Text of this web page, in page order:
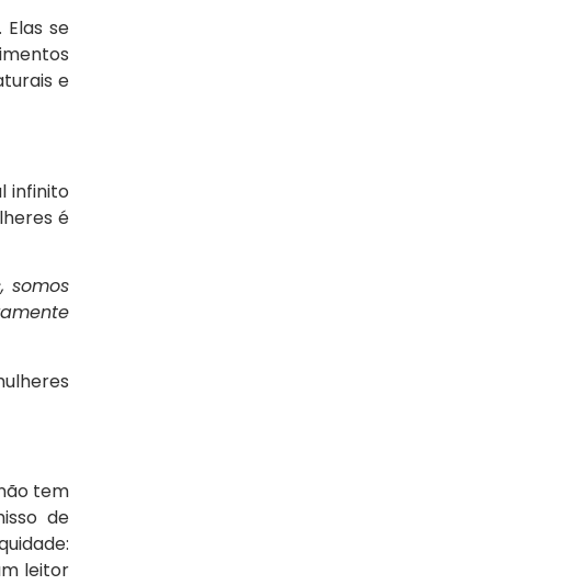
se
e
infinito
é
somos
tem
de
leitor